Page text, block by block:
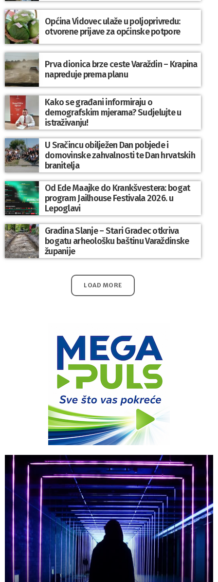
Općina Vidovec ulaže u poljoprivredu:
otvorene prijave za općinske potpore
Prva dionica brze ceste Varaždin – Krapina
napreduje prema planu
Kako se građani informiraju o
demografskim mjerama? Sudjelujte u
istraživanju!
U Sračincu obilježen Dan pobjede i
domovinske zahvalnosti te Dan hrvatskih
branitelja
Od Ede Maajke do Krankšvestera: bogat
program Jailhouse Festivala 2026. u
Lepoglavi
Gradina Slanje – Stari Gradec otkriva
bogatu arheološku baštinu Varaždinske
županije
LOAD MORE